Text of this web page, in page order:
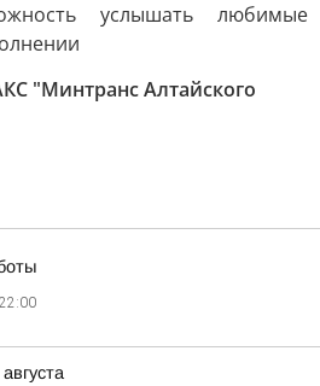
услышать любимые
"Минтранс Алтайского